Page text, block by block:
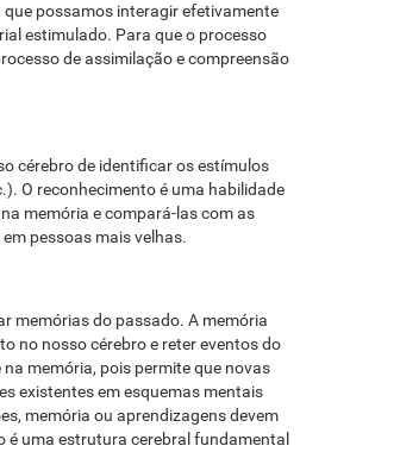
possamos interagir efetivamente
estimulado. Para que o processo
de assimilação e compreensão
cérebro de identificar os estímulos
O reconhecimento é uma habilidade
memória e compará-las com as
pessoas mais velhas.
memórias do passado. A memória
no nosso cérebro e reter eventos do
memória, pois permite que novas
existentes em esquemas mentais
memória ou aprendizagens devem
uma estrutura cerebral fundamental